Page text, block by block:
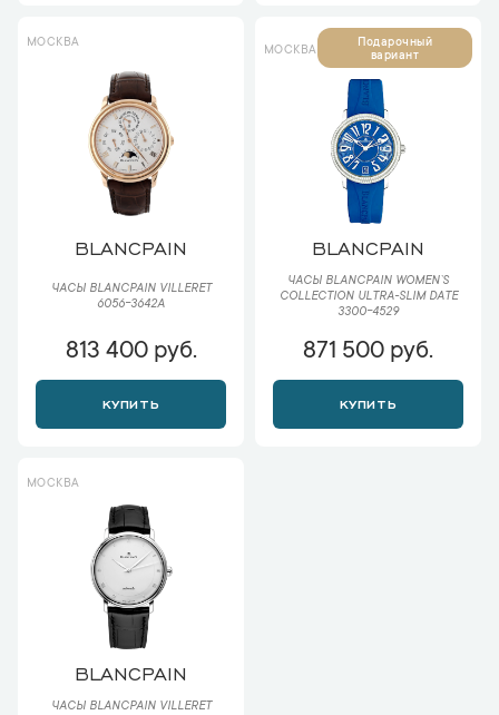
МОСКВА
BLANCPAIN
ЧАСЫ BLANCPAIN VILLERET
6056-3642A
813 400 руб.
КУПИТЬ
МОСКВА
Подарочный
вариант
BLANCPAIN
ЧАСЫ BLANCPAIN WOMEN`S
COLLECTION ULTRA-SLIM DATE
3300-4529
871 500 руб.
КУПИТЬ
МОСКВА
BLANCPAIN
ЧАСЫ BLANCPAIN VILLERET